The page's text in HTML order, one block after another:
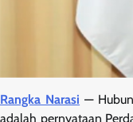
Rangka Narasi —
adalah pernyataan